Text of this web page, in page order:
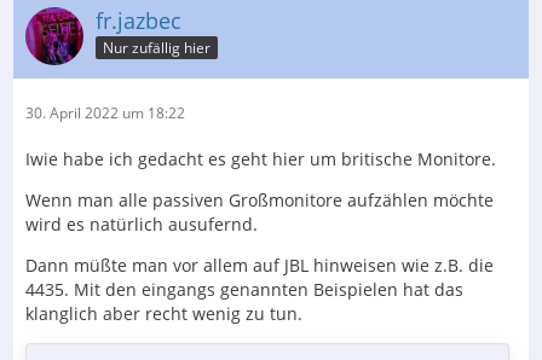
fr.jazbec
Nur zufällig hier
30. April 2022 um 18:22
Iwie habe ich gedacht es geht hier um britische Monitore.
Wenn man alle passiven Großmonitore aufzählen möchte
wird es natürlich ausufernd.
Dann müßte man vor allem auf JBL hinweisen wie z.B. die
4435. Mit den eingangs genannten Beispielen hat das
klanglich aber recht wenig zu tun.